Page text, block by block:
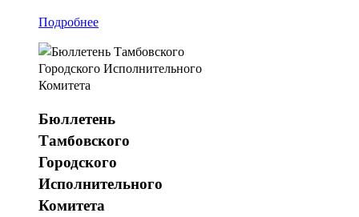
Подробнее
Бюллетень
Тамбовского
Городского
Исполнительного
Комитета